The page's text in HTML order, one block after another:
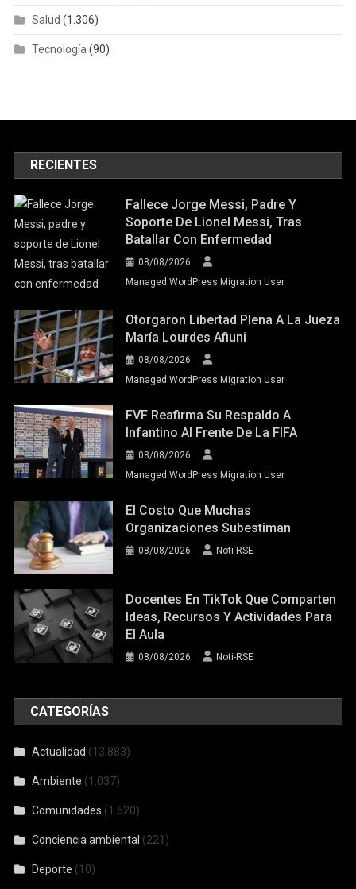
Salud (1.306)
Tecnología (90)
RECIENTES
Fallece Jorge Messi, Padre Y
Soporte De Lionel Messi, Tras
Batallar Con Enfermedad
08/08/2026
Managed WordPress Migration User
Otorgaron Libertad Plena A La Jueza
María Lourdes Afiuni
08/08/2026
Managed WordPress Migration User
FVF Reafirma Su Respaldo A
Infantino Al Frente De La FIFA
08/08/2026
Managed WordPress Migration User
El Costo Que Muchas
Organizaciones Subestiman
08/08/2026 Noti-RSE
Docentes En TikTok Que Comparten
Ideas, Recursos Y Actividades Para
El Aula
08/08/2026 Noti-RSE
CATEGORÍAS
Actualidad (13.883)
Ambiente (1.037)
Comunidades (1.520)
Conciencia ambiental (221)
Deporte (10)